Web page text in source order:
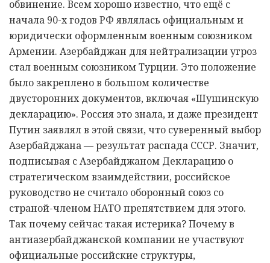
обвинение. Всем хорошо известно, что ещё с
начала 90-х годов РФ являлась официальным и
юридически оформленным военным союзником
Армении. Азербайджан для нейтрализации угроз
стал военным союзником Турции. Это положение
было закреплено в большом количестве
двусторонних документов, включая «Шушинскую
декларацию». Россия это знала, и даже президент
Путин заявлял в этой связи, что суверенный выбор
Азербайджана — результат распада СССР. Значит,
подписывая с Азербайджаном Декларацию о
стратегическом взаимдействии, российское
руководство не считало оборонный союз со
страной-членом НАТО препятствием для этого.
Так почему сейчас такая истерика? Почему в
антиазербайджанской компании не участвуют
официальные российские структуры,